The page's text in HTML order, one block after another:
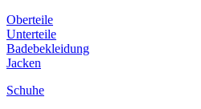
Oberteile
Unterteile
Badebekleidung
Jacken
Schuhe